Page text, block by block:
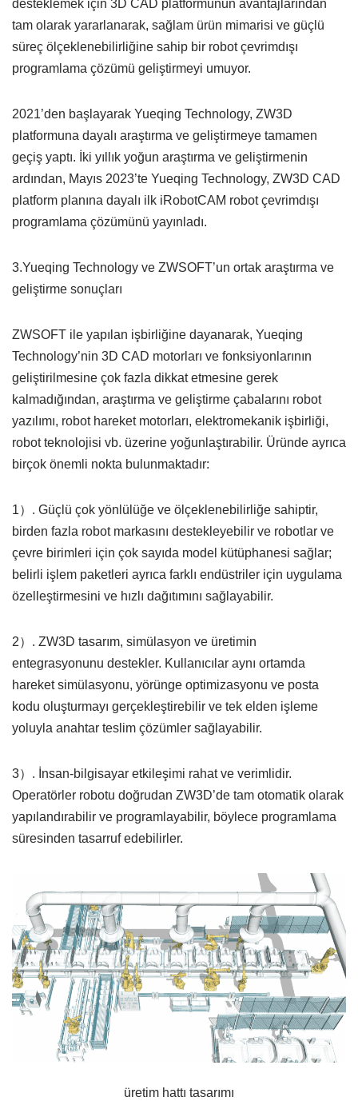
desteklemek için 3D CAD platformunun avantajlarından
tam olarak yararlanarak, sağlam ürün mimarisi ve güçlü
süreç ölçeklenebilirliğine sahip bir robot çevrimdışı
programlama çözümü geliştirmeyi umuyor.
2021’den başlayarak Yueqing Technology, ZW3D
platformuna dayalı araştırma ve geliştirmeye tamamen
geçiş yaptı. İki yıllık yoğun araştırma ve geliştirmenin
ardından, Mayıs 2023’te Yueqing Technology, ZW3D CAD
platform planına dayalı ilk iRobotCAM robot çevrimdışı
programlama çözümünü yayınladı.
3.Yueqing Technology ve ZWSOFT’un ortak araştırma ve
geliştirme sonuçları
ZWSOFT ile yapılan işbirliğine dayanarak, Yueqing
Technology’nin 3D CAD motorları ve fonksiyonlarının
geliştirilmesine çok fazla dikkat etmesine gerek
kalmadığından, araştırma ve geliştirme çabalarını robot
yazılımı, robot hareket motorları, elektromekanik işbirliği,
robot teknolojisi vb. üzerine yoğunlaştırabilir. Üründe ayrıca
birçok önemli nokta bulunmaktadır:
1）. Güçlü çok yönlülüğe ve ölçeklenebilirliğe sahiptir,
birden fazla robot markasını destekleyebilir ve robotlar ve
çevre birimleri için çok sayıda model kütüphanesi sağlar;
belirli işlem paketleri ayrıca farklı endüstriler için uygulama
özelleştirmesini ve hızlı dağıtımını sağlayabilir.
2）. ZW3D tasarım, simülasyon ve üretimin
entegrasyonunu destekler. Kullanıcılar aynı ortamda
hareket simülasyonu, yörünge optimizasyonu ve posta
kodu oluşturmayı gerçekleştirebilir ve tek elden işleme
yoluyla anahtar teslim çözümler sağlayabilir.
3）. İnsan-bilgisayar etkileşimi rahat ve verimlidir.
Operatörler robotu doğrudan ZW3D’de tam otomatik olarak
yapılandırabilir ve programlayabilir, böylece programlama
süresinden tasarruf edebilirler.
üretim hattı tasarımı